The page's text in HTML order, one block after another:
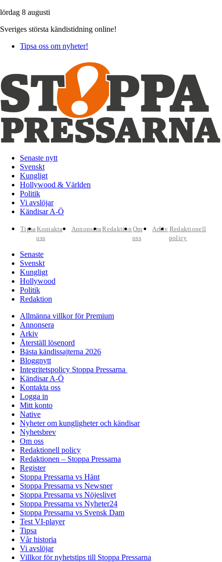
lördag 8 augusti
Sveriges största kändistidning online!
Tipsa oss om nyheter!
Senaste nytt
Svenskt
Kungligt
Hollywood & Världen
Politik
Vi avslöjar
Kändisar A-Ö
TipsaKontakta
oss
AnnonseraRedaktion Om
oss
Arkiv Redaktionell
policy
Senaste
Svenskt
Kungligt
Hollywood
Politik
Redaktion
Allmänna villkor för Premium
Annonsera
Arkiv
Återställ lösenord
Bästa kändissajterna 2026
Bloggnytt
Integritetspolicy Stoppa Pressarna
Kändisar A-Ö
Kontakta oss
Logga in
Mitt konto
Native
Nyheter om kungligheter och kändisar
Nyhetsbrev
Om oss
Redaktionell policy
Redaktionen – Stoppa Pressarna
Register
Stoppa Pressarna vs Hänt
Stoppa Pressarna vs Newsner
Stoppa Pressarna vs Nöjeslivet
Stoppa Pressarna vs Nyheter24
Stoppa Pressarna vs Svensk Dam
Test VI-player
Tipsa
Vår historia
Vi avslöjar
Villkor för nyhetstips till Stoppa Pressarna